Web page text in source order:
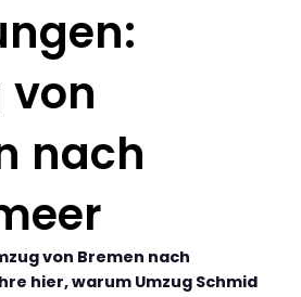
von
nach
von Bremen nach
hier, warum Umzug Schmid